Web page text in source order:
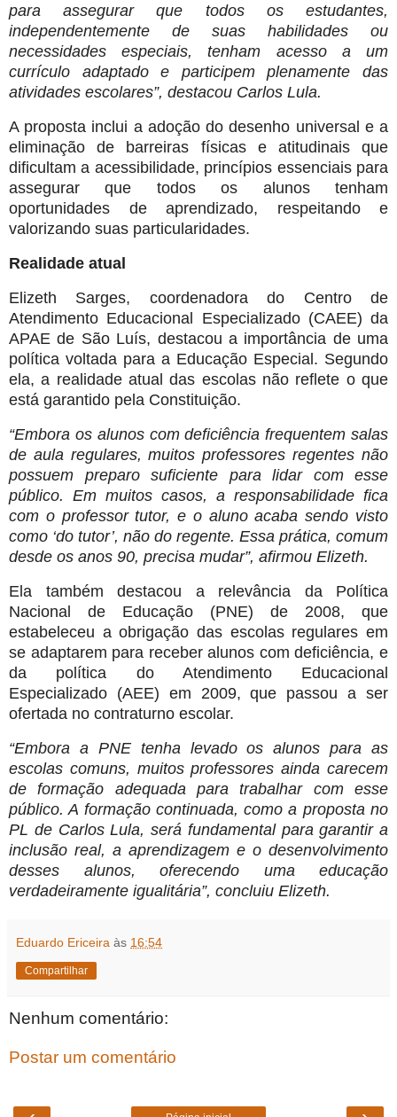
para assegurar que todos os estudantes,
independentemente de suas habilidades ou
necessidades especiais, tenham acesso a um
currículo adaptado e participem plenamente das
atividades escolares”, destacou Carlos Lula.
A proposta inclui a adoção do desenho universal e a
eliminação de barreiras físicas e atitudinais que
dificultam a acessibilidade, princípios essenciais para
assegurar que todos os alunos tenham
oportunidades de aprendizado, respeitando e
valorizando suas particularidades.
Realidade atual
Elizeth Sarges, coordenadora do Centro de
Atendimento Educacional Especializado (CAEE) da
APAE de São Luís, destacou a importância de uma
política voltada para a Educação Especial. Segundo
ela, a realidade atual das escolas não reflete o que
está garantido pela Constituição.
“Embora os alunos com deficiência frequentem salas
de aula regulares, muitos professores regentes não
possuem preparo suficiente para lidar com esse
público. Em muitos casos, a responsabilidade fica
com o professor tutor, e o aluno acaba sendo visto
como ‘do tutor’, não do regente. Essa prática, comum
desde os anos 90, precisa mudar”, afirmou Elizeth.
Ela também destacou a relevância da Política
Nacional de Educação (PNE) de 2008, que
estabeleceu a obrigação das escolas regulares em
se adaptarem para receber alunos com deficiência, e
da política do Atendimento Educacional
Especializado (AEE) em 2009, que passou a ser
ofertada no contraturno escolar.
“Embora a PNE tenha levado os alunos para as
escolas comuns, muitos professores ainda carecem
de formação adequada para trabalhar com esse
público. A formação continuada, como a proposta no
PL de Carlos Lula, será fundamental para garantir a
inclusão real, a aprendizagem e o desenvolvimento
desses alunos, oferecendo uma educação
verdadeiramente igualitária”, concluiu Elizeth.
Eduardo Ericeira às 16:54
Compartilhar
Nenhum comentário:
Postar um comentário